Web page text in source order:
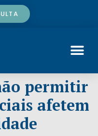
permitir
afetem